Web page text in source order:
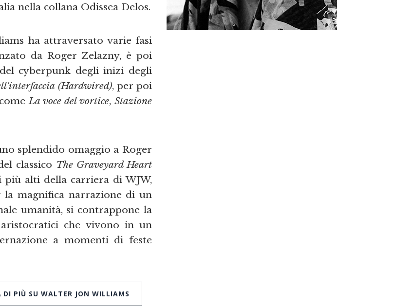
nella collana Odissea Delos.
ha attraversato varie fasi
da Roger Zelazny, è poi
cyberpunk degli inizi degli
(Hardwired), per poi
La voce del vortice,Stazione
splendido omaggio a Roger
classico The Graveyard Heart
alti della carriera di WJW,
magnifica narrazione di un
umanità, si contrappone la
che vivono in un
a momenti di feste
DI PIÙ SU WALTER JON WILLIAMS